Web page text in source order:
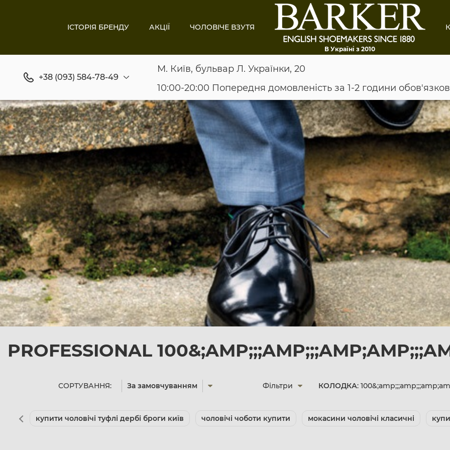
ІСТОРІЯ БРЕНДУ АКЦІЇ ЧОЛОВІЧЕ ВЗУТЯ
В Україні з 2010
+38 (093) 584-78-49
М. Київ, бульвар Л. Українки, 20
10:00-20:00 Попередня домовленість за 1-2 години
PROFESSIONAL
СОРТУВАННЯ: За замовчуванням Фільтри КОЛОДКА:
купити чоловічі туфлі дербі броги київ чоловічі чоботи купити мокасини чоловічі класичні